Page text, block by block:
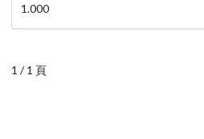
1.000
1 / 1 頁